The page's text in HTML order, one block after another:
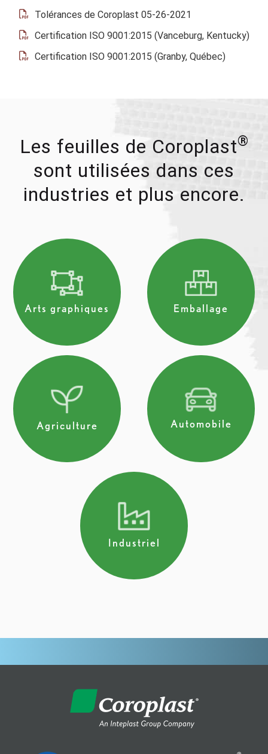
Tolérances de Coroplast 05-26-2021
Certification ISO 9001:2015 (Vanceburg, Kentucky)
Certification ISO 9001:2015 (Granby, Québec)
Les feuilles de Coroplast®
sont utilisées dans ces
industries et plus encore.
Arts graphiques Emballage
Agriculture Automobile
Industriel